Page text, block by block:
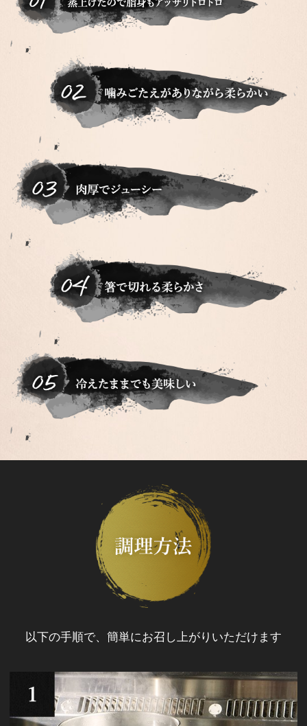
以下の手順で、簡単にお召し上がりいただけます